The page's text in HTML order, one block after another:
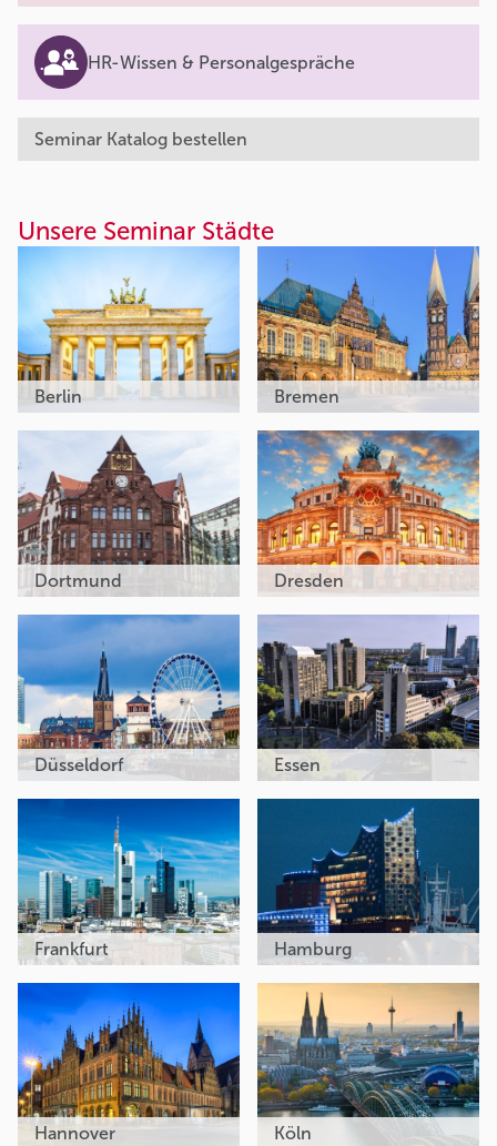
HR-Wissen & Personalgespräche
Seminar Katalog bestellen
Unsere Seminar Städte
Berlin Bremen
Dortmund Dresden
Düsseldorf Essen
Frankfurt Hamburg
Hannover Köln